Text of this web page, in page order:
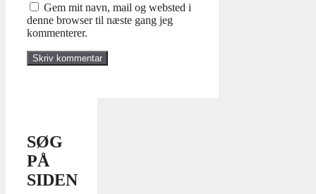
Gem mit navn, mail og websted i
denne browser til næste gang jeg
kommenterer.
SØG
PÅ
SIDEN